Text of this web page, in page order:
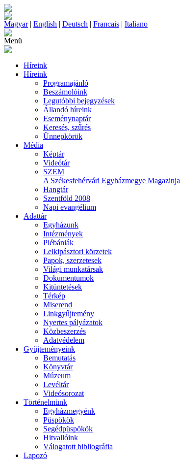
Magyar| English | Deutsch | Francais | Italiano
Menü
Híreink
Híreink
Programajánló
Beszámolóink
Legutóbbi bejegyzések
Állandó híreink
Eseménynaptár
Keresés, szűrés
Ünnepkörök
Média
Képtár
Videótár
SZEM
A Székesfehérvári Egyházmegye Magazinja
Hangtár
Szentföld 2008
Napi evangélium
Adattár
Egyházunk
Intézmények
Plébániák
Lelkipásztori körzetek
Papok, szerzetesek
Világi munkatársak
Dokumentumok
Kitüntetések
Térkép
Miserend
Linkgyűjtemény
Nyertes pályázatok
Közbeszerzés
Adatvédelem
Gyűjteményeink
Bemutatás
Könyvtár
Múzeum
Levéltár
Videósorozat
Történelmünk
Egyházmegyénk
Püspökök
Segédpüspökök
Hitvallóink
Válogatott bibliográfia
Lapozó